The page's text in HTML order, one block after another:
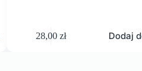
28,00zł Dodaj